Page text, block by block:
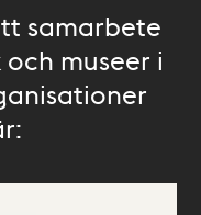
samarbete
museer i